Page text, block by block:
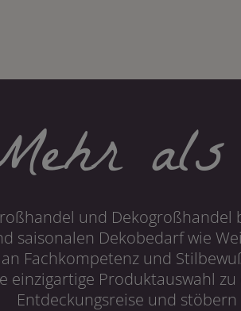
als
und Dekogroßhandel
saisonalen Dekobedarf wie
Fachkompetenz und
einzigartige Produktauswahl
Entdeckungsreise und